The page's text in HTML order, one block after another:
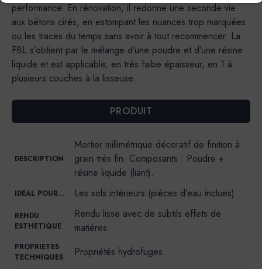
performance. En rénovation, il redonne une seconde vie
aux bétons cirés, en estompant les nuances trop marquées
ou les traces du temps sans avoir à tout recommencer. La
FBL s’obtient par le mélange d’une poudre et d’une résine
liquide et est applicable, en très faibe épaisseur, en 1 à
plusieurs couches à la lisseuse.
PRODUIT
DESCRIPTION
Mortier millimétrique décoratif de finition à
grain très fin. Composants : Poudre +
résine liquide (liant).
IDEAL POUR… Les sols intérieurs (pièces d’eau inclues)
RENDU
ESTHETIQUE
Rendu lisse avec de subtils effets de
matières
PROPRIETES
TECHNIQUES
Propriétés hydrofuges.